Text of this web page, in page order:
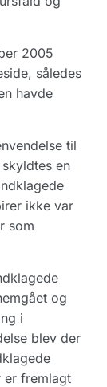
2005
således
havde
til
en
ikke var
som
og
i
blev der
er fremlagt